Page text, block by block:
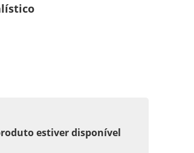
estiver disponível